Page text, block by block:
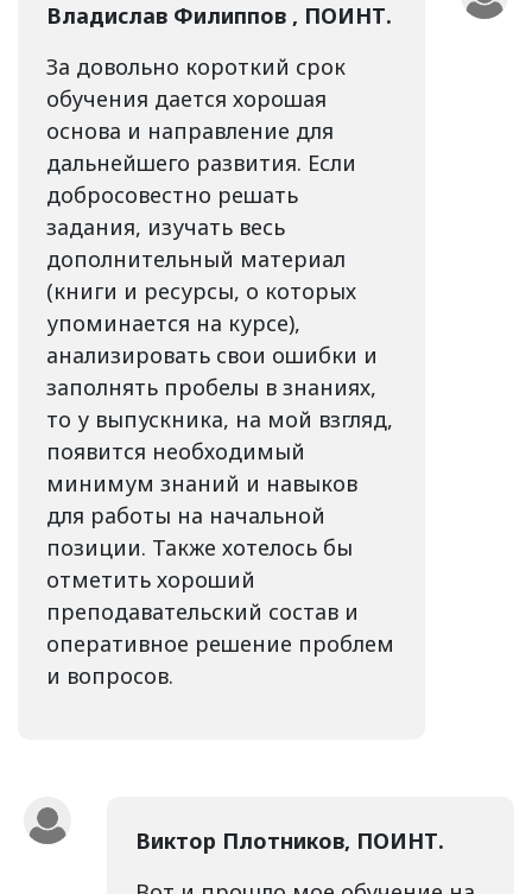
Владислав Филиппов , ПОИНТ.
За довольно короткий срок
обучения дается хорошая
основа и направление для
дальнейшего развития. Если
добросовестно решать
задания, изучать весь
дополнительный материал
(книги и ресурсы, о которых
упоминается на курсе),
анализировать свои ошибки и
заполнять пробелы в знаниях,
то у выпускника, на мой взгляд,
появится необходимый
минимум знаний и навыков
для работы на начальной
позиции. Также хотелось бы
отметить хороший
преподавательский состав и
оперативное решение проблем
и вопросов.
Виктор Плотников, ПОИНТ.